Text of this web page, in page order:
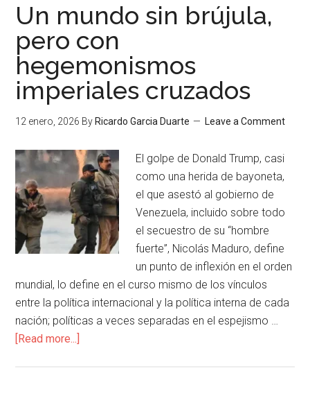
Un mundo sin brújula,
pero con
hegemonismos
imperiales cruzados
12 enero, 2026 By Ricardo Garcia Duarte Leave a Comment
El golpe de Donald Trump, casi
como una herida de bayoneta,
el que asestó al gobierno de
Venezuela, incluido sobre todo
el secuestro de su “hombre
fuerte”, Nicolás Maduro, define
un punto de inflexión en el orden
mundial, lo define en el curso mismo de los vínculos
entre la política internacional y la política interna de cada
nación; políticas a veces separadas en el espejismo …
[Read more...]